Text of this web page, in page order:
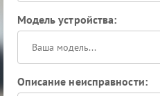
Модель устройства:
Описание неисправности: